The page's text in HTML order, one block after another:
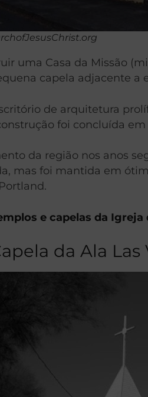
uma Casa da Missão
capela adjacente a
de arquitetura
foi concluída
da região nos anos
mas foi mantida em
e capelas da
da Ala Las